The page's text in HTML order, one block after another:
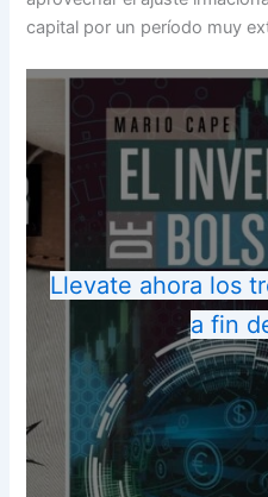
capital por un período muy
Llevate ahora los
a fin